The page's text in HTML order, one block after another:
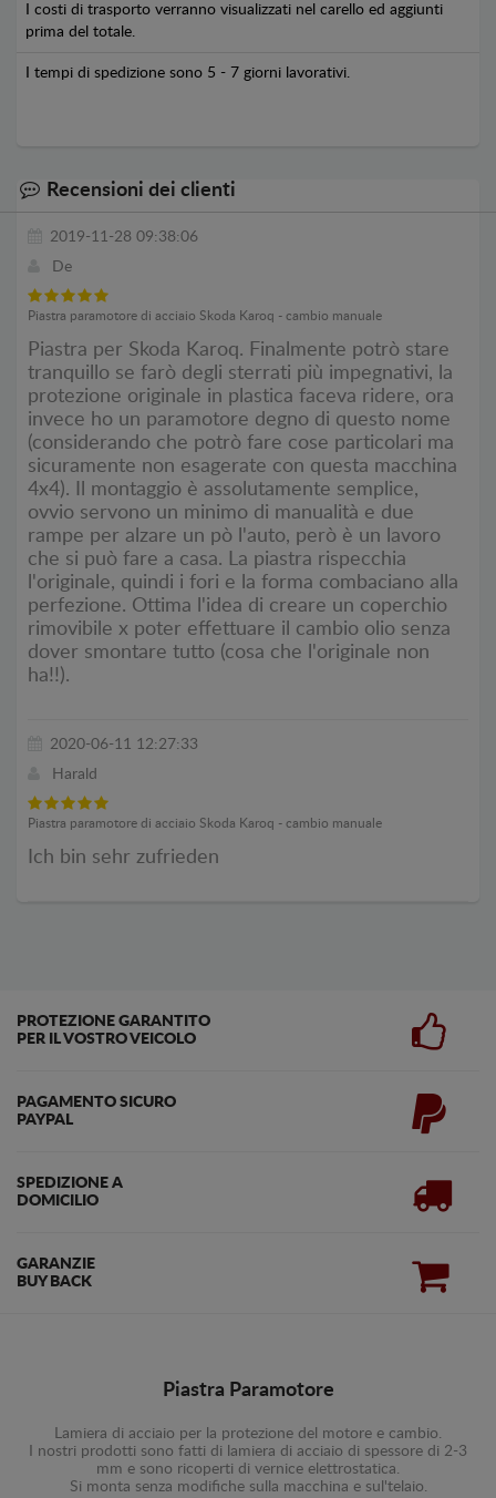
I costi di trasporto verranno visualizzati nel carello ed aggiunti
prima del totale.
I tempi di spedizione sono 5 - 7 giorni lavorativi.
Recensioni dei clienti
2019-11-28 09:38:06
De
Piastra paramotore di acciaio Skoda Karoq - cambio manuale
Piastra per Skoda Karoq. Finalmente potrò stare
tranquillo se farò degli sterrati più impegnativi, la
protezione originale in plastica faceva ridere, ora
invece ho un paramotore degno di questo nome
(considerando che potrò fare cose particolari ma
sicuramente non esagerate con questa macchina
4x4). Il montaggio è assolutamente semplice,
ovvio servono un minimo di manualità e due
rampe per alzare un pò l'auto, però è un lavoro
che si può fare a casa. La piastra rispecchia
l'originale, quindi i fori e la forma combaciano alla
perfezione. Ottima l'idea di creare un coperchio
rimovibile x poter effettuare il cambio olio senza
dover smontare tutto (cosa che l'originale non
ha!!).
2020-06-11 12:27:33
Harald
Piastra paramotore di acciaio Skoda Karoq - cambio manuale
Ich bin sehr zufrieden
PROTEZIONE GARANTITO
PER IL VOSTRO VEICOLO
PAGAMENTO SICURO
PAYPAL
SPEDIZIONE A
DOMICILIO
GARANZIE
BUY BACK
Piastra Paramotore
Lamiera di acciaio per la protezione del motore e cambio.
I nostri prodotti sono fatti di lamiera di acciaio di spessore di 2-3
mm e sono ricoperti di vernice elettrostatica.
Si monta senza modifiche sulla macchina e sul'telaio.